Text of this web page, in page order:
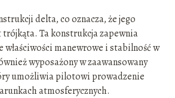
delta, co oznacza, że jego
trójkąta. Ta konstrukcja zapewnia
właściwości manewrowe i stabilność w
wyposażony w zaawansowany
umożliwia pilotowi prowadzenie
atmosferycznych.